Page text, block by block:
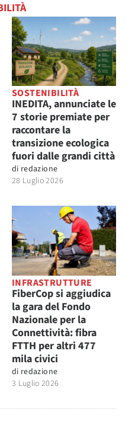
SOSTENIBILITÀ
INEDITA, annunciate le
7 storie premiate per
raccontare la
transizione ecologica
fuori dalle grandi città
di redazione
28 Luglio 2026
INFRASTRUTTURE
FiberCop si aggiudica
la gara del Fondo
Nazionale per la
Connettività: fibra
FTTH per altri 477
mila civici
di redazione
3 Luglio 2026